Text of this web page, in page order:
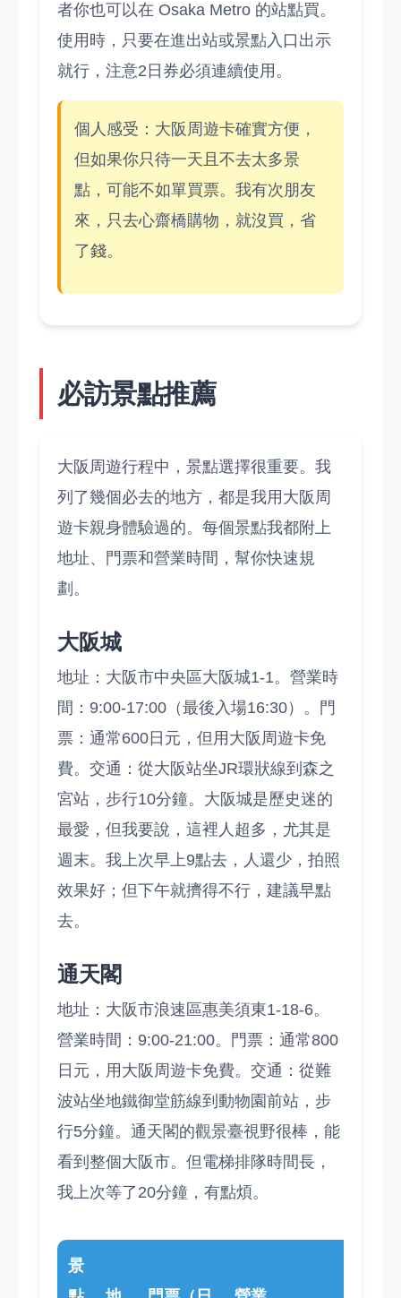
者你也可以在 Osaka Metro 的站點買。
使用時，只要在進出站或景點入口出示
就行，注意2日券必須連續使用。
個人感受：大阪周遊卡確實方便，
但如果你只待一天且不去太多景
點，可能不如單買票。我有次朋友
來，只去心齋橋購物，就沒買，省
了錢。
必訪景點推薦
大阪周遊行程中，景點選擇很重要。我
列了幾個必去的地方，都是我用大阪周
遊卡親身體驗過的。每個景點我都附上
地址、門票和營業時間，幫你快速規
劃。
大阪城
地址：大阪市中央區大阪城1-1。營業時
間：9:00-17:00（最後入場16:30）。門
票：通常600日元，但用大阪周遊卡免
費。交通：從大阪站坐JR環狀線到森之
宮站，步行10分鐘。大阪城是歷史迷的
最愛，但我要說，這裡人超多，尤其是
週末。我上次早上9點去，人還少，拍照
效果好；但下午就擠得不行，建議早點
去。
通天閣
地址：大阪市浪速區惠美須東1-18-6。
營業時間：9:00-21:00。門票：通常800
日元，用大阪周遊卡免費。交通：從難
波站坐地鐵御堂筋線到動物園前站，步
行5分鐘。通天閣的觀景臺視野很棒，能
看到整個大阪市。但電梯排隊時間長，
我上次等了20分鐘，有點煩。
景